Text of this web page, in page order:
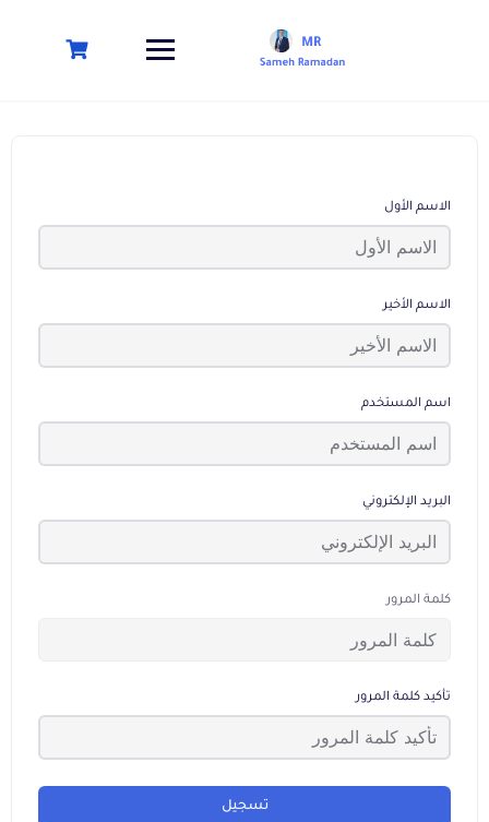
الاسم الأول
الاسم الأخير
اسم المستخدم
البريد الإلكتروني
كلمة المرور
تأكيد كلمة المرور
تسجيل